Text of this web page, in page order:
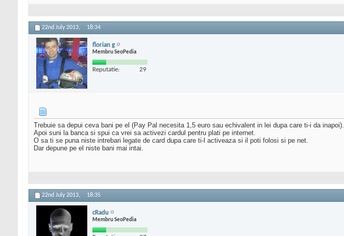
22nd July 2013, 18:34
florian g
Membru SeoPedia
Reputatie: 29
Trebuie sa depui ceva bani pe el (Pay Pal necesita 1,5 euro sau echivalent in lei dupa care ti-i da inapoi).
Apoi suni la banca si spui ca vrei sa activezi cardul pentru plati pe internet.
O sa ti se puna niste intrebari legate de card dupa care ti-l activeaza si il poti folosi si pe net.
Dar depune pe el niste bani mai intai.
22nd July 2013, 18:35
cRadu
Membru SeoPedia